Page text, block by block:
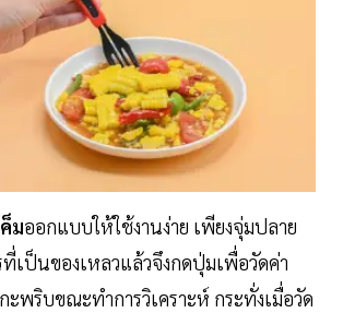
มออกแบบให้ใช้งานง่าย เพียงจุ่มปลาย
เป็นของเหลวแล้วจึงกดปุ่มเพื่อวัดค่า
พริบขณะทำการวิเคราะห์ กระทั่งเมื่อวัด